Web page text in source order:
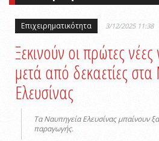
Επιχειρηματικότητα 3/12/2025 11:38
Ξεκινούν οι πρώτες
μετά από δεκαετίες
Ελευσίνας
Τα Ναυπηγεία Ελευσίνας μπαίνουν
παραγωγής.